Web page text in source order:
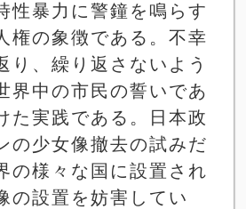
性暴力に警鐘を鳴らす
権の象徴である。不幸
り、繰り返さないよう
界中の市民の誓いであ
た実践である。日本政
の少女像撤去の試みだ
の様々な国に設置され
の設置を妨害してい